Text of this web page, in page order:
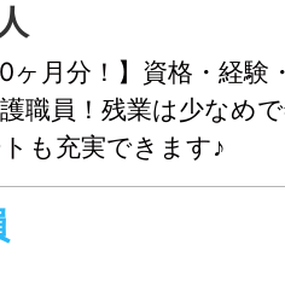
ヶ月分！】資格・経験
職員！残業は少なめ
も充実できます♪